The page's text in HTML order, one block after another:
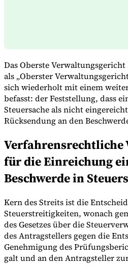
Werkzeuge
NummernprüferTracker für E-
Das Oberste
als „Oberster
sich wiederholt mit einem
befasst: der Feststellung, dass
Steuersache als nicht
Rücksendung an den
Verfahrensrechtliche
für die Einreichung
Beschwerde in
Kern des Streits ist die
Steuerstreitigkeiten, wonach
des Gesetzes über die
des Antragstellers gegen die
Genehmigung des
galt und an den Antragsteller